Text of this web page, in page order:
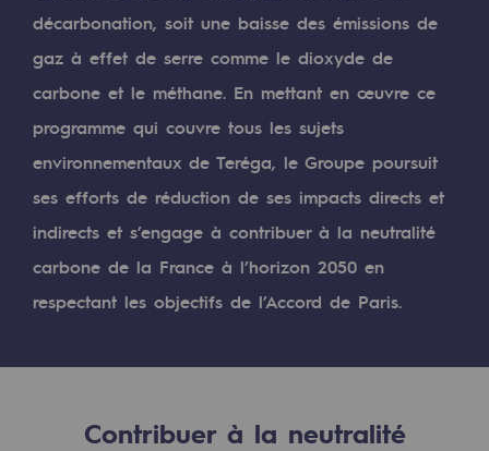
Digitalisation
Transversalité et Collaboratif
Notre culture et nos valeurs
Une organisation certifiée
Notre organisation
Notre organisation
Gouvernance
Publications institutionnelles
Où nous trouver
décarbonation, soit une baisse des émissions de
gaz à effet de serre comme le dioxyde de
carbone et le méthane. En mettant en œuvre ce
programme qui couvre tous les sujets
environnementaux de Teréga, le Groupe poursuit
ses efforts de réduction de ses impacts directs et
indirects et s’engage à contribuer à la neutralité
carbone de la France à l’horizon 2050 en
respectant les objectifs de l’Accord de Paris.
Contribuer à la neutralité